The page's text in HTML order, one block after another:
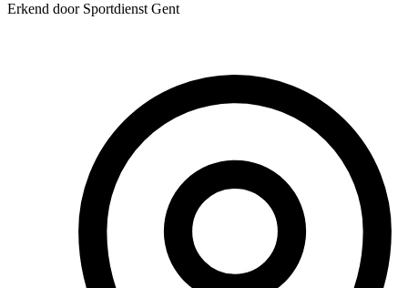
Erkend door Sportdienst Gent